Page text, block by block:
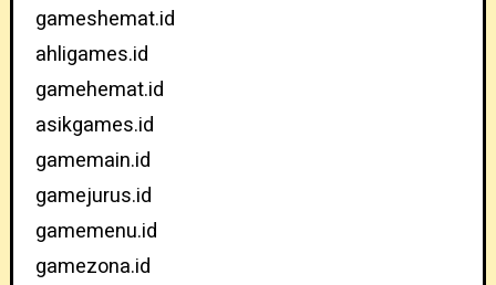
gameshemat.id
ahligames.id
gamehemat.id
asikgames.id
gamemain.id
gamejurus.id
gamemenu.id
gamezona.id